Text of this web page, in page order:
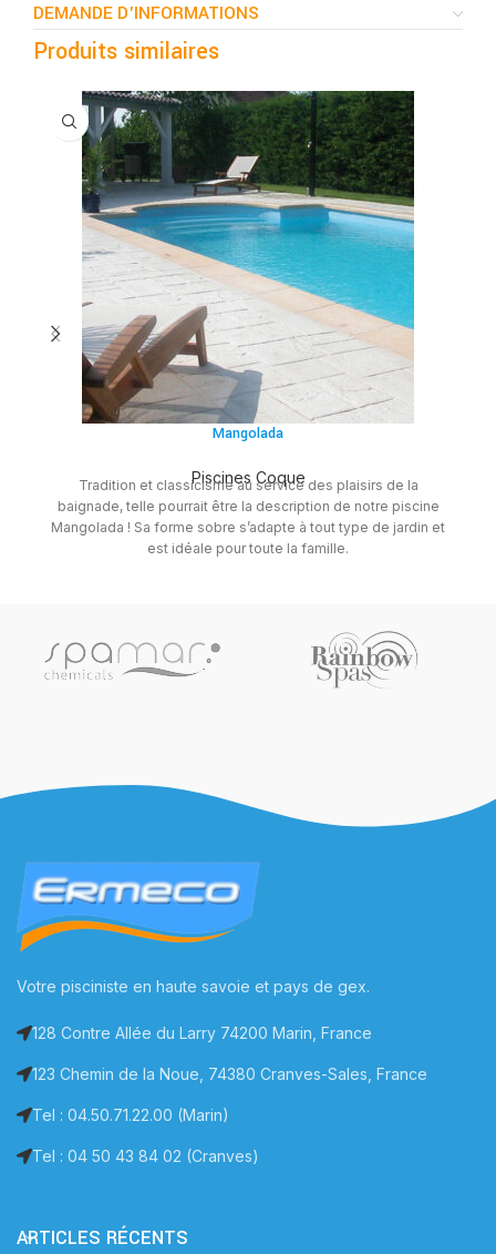
DEMANDE D'INFORMATIONS
Produits similaires
Mangolada
Piscines Coque
Tradition et classicisme au service des plaisirs de la
baignade, telle pourrait être la description de notre piscine
Mangolada ! Sa forme sobre s’adapte à tout type de jardin et
est idéale pour toute la famille.
Votre pisciniste en haute savoie et pays de gex.
128 Contre Allée du Larry 74200 Marin, France
123 Chemin de la Noue, 74380 Cranves-Sales, France
Tel : 04.50.71.22.00 (Marin)
Tel : 04 50 43 84 02 (Cranves)
ARTICLES RÉCENTS